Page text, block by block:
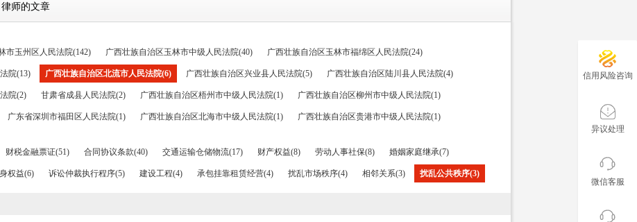
律师的文章
市玉州区人民法院(142) 广西壮族自治区玉林市中级人民法院(40) 广西壮族自治区玉林市福绵区人民法院(24)
院(13) 广西壮族自治区北流市人民法院(6) 广西壮族自治区兴业县人民法院(5) 广西壮族自治区陆川县人民法院(4)
院(2) 甘肃省成县人民法院(2) 广西壮族自治区梧州市中级人民法院(1) 广西壮族自治区柳州市中级人民法院(1)
广东省深圳市福田区人民法院(1) 广西壮族自治区北海市中级人民法院(1) 广西壮族自治区贵港市中级人民法院(1)
财税金融票证(51) 合同协议条款(40) 交通运输仓储物流(17) 财产权益(8) 劳动人事社保(8) 婚姻家庭继承(7)
权益(6) 诉讼仲裁执行程序(5) 建设工程(4) 承包挂靠租赁经营(4) 扰乱市场秩序(4) 相邻关系(3) 扰乱公共秩序(3)
信用风险咨询
异议处理
微信客服